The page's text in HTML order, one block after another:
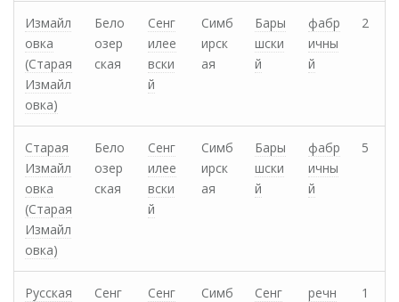
Измайл
овка
(Старая
Измайл
овка)
Бело
озер
ская
Сенг
илее
вски
й
Симб
ирск
ая
Бары
шски
й
фабр
ичны
й
2
Старая
Измайл
овка
(Старая
Измайл
овка)
Бело
озер
ская
Сенг
илее
вски
й
Симб
ирск
ая
Бары
шски
й
фабр
ичны
й
5
Русская
Сенг
Сенг
Симб
Сенг
речн
1